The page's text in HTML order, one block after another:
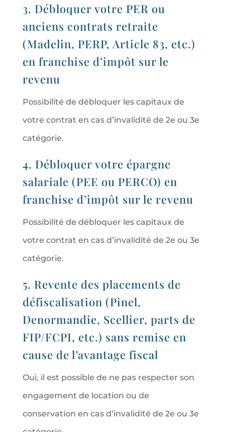
3. Débloquer votre PER ou
anciens contrats retraite
(Madelin, PERP, Article 83, etc.)
en franchise d’impôt sur le
revenu
Possibilité de débloquer les capitaux de
votre contrat en cas d’invalidité de 2e ou 3e
catégorie.
4. Débloquer votre épargne
salariale (PEE ou PERCO) en
franchise d’impôt sur le revenu
Possibilité de débloquer les capitaux de
votre contrat en cas d’invalidité de 2e ou 3e
catégorie.
5. Revente des placements de
défiscalisation (Pinel,
Denormandie, Scellier, parts de
FIP/FCPI, etc.) sans remise en
cause de l’avantage fiscal
Oui, il est possible de ne pas respecter son
engagement de location ou de
conservation en cas d’invalidité de 2e ou 3e